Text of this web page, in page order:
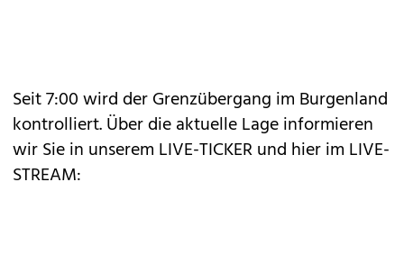
Seit 7:00 wird der Grenzübergang im Burgenland
kontrolliert. Über die aktuelle Lage informieren
wir Sie in unserem LIVE-TICKERund hier im LIVE-
STREAM: